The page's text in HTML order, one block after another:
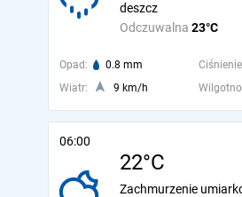
Odczuwalna 23°C
deszcz
Opad: 0.8 mm
Wiatr:
9 km/h
06:00
22°C
Zachmurzenie